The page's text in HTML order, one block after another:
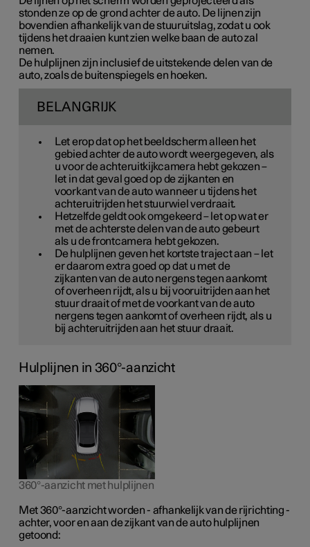
stonden ze op de grond achter de auto. De lijnen zijn
bovendien afhankelijk van de stuuruitslag, zodat u ook
tijdens het draaien kunt zien welke baan de auto zal
nemen.
De hulplijnen zijn inclusief de uitstekende delen van de
auto, zoals de buitenspiegels en hoeken.
BELANGRIJK
Let erop dat op het beeldscherm alleen het
gebied achter de auto wordt weergegeven, als
u voor de achteruitkijkcamera hebt gekozen –
let in dat geval goed op de zijkanten en
voorkant van de auto wanneer u tijdens het
achteruitrijden het stuurwiel verdraait.
Hetzelfde geldt ook omgekeerd – let op wat er
met de achterste delen van de auto gebeurt
als u de frontcamera hebt gekozen.
De hulplijnen geven het kortstetraject aan – let
er daarom extra goed op dat u met de
zijkanten van de auto nergens tegen aankomt
of overheen rijdt, als u bij vooruitrijden aan het
stuur draait of met de voorkant van de auto
nergens tegen aankomt of overheen rijdt, als u
bij achteruitrijden aan het stuur draait.
Hulplijnen in 360°-aanzicht
360°-aanzicht met hulplijnen
Met 360°-aanzicht worden - afhankelijk van de rijrichting -
achter, voor en aan de zijkant van de auto hulplijnen
getoond: